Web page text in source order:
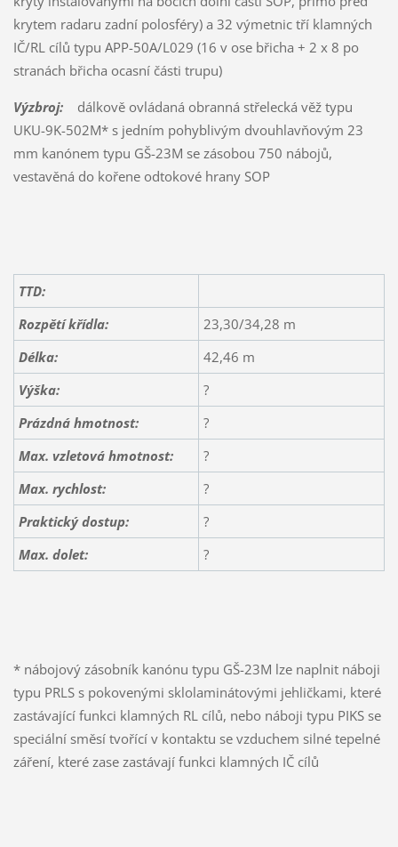
krytem radaru zadní polosféry) a 32 výmetnic tří klamných
IČ/RL cílů typu APP-50A/L029 (16 v ose břicha + 2 x 8 po
stranách břicha ocasní části trupu)
Výzbroj:dálkově ovládaná obranná střelecká věž typu
UKU-9K-502M* s jedním pohyblivým dvouhlavňovým 23
mm kanónem typu GŠ-23M se zásobou 750 nábojů,
vestavěná do kořene odtokové hrany SOP
TTD:
Rozpětí křídla:
23,30/34,28 m
Délka:
42,46 m
Výška:
?
Prázdná hmotnost:
?
Max. vzletová hmotnost:
?
Max. rychlost:
?
Praktický dostup:
?
Max. dolet:
?
* nábojový zásobník kanónu typu GŠ-23M lze naplnit náboji
typu PRLS s pokovenými sklolaminátovými jehličkami, které
zastávající funkci klamných RL cílů, nebo náboji typu PIKS se
speciální směsí tvořící v kontaktu se vzduchem silné tepelné
záření, které zase zastávají funkci klamných IČ cílů